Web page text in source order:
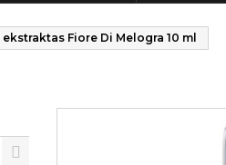
Fiore Di Melogra 10 ml